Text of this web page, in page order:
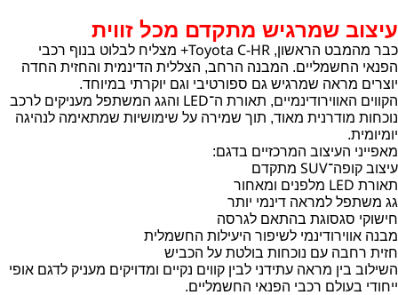
עיצוב שמרגיש מתקדם מכל זווית
כבר מהמבט הראשון, Toyota C-HR+ מצליח לבלוט בנוף רכבי
הפנאי החשמליים. המבנה הרחב, הצללית הדינמית והחזית החדה
יוצרים מראה שמרגיש גם ספורטיבי וגם יוקרתי במיוחד.
הקווים האווירודינמיים, תאורת ה־LED והגג המשתפל מעניקים לרכב
נוכחות מודרנית מאוד, תוך שמירה על שימושיות שמתאימה לנהיגה
יומיומית.
מאפייני העיצוב המרכזיים בדגם:
עיצוב קופה־SUV מתקדם
תאורת LED מלפנים ומאחור
גג משתפל למראה דינמי יותר
חישוקי סגסוגת בהתאם לגרסה
מבנה אווירודינמי לשיפור היעילות החשמלית
חזית רחבה עם נוכחות בולטת על הכביש
השילוב בין מראה עתידני לבין קווים נקיים ומדויקים מעניק לדגם אופי
ייחודי בעולם רכבי הפנאי החשמליים.